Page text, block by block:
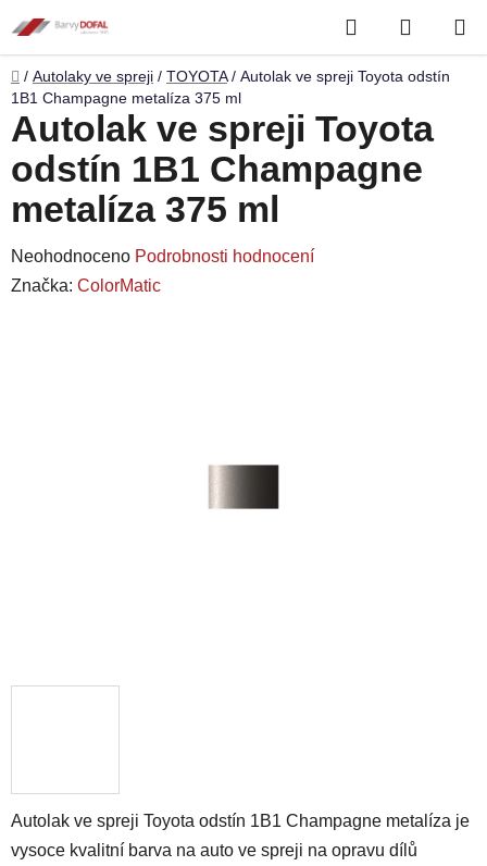
na
obsah
Hledat
KOŠÍK
Domů
/ Autolaky ve spreji / TOYOTA / Autolak ve spreji Toyota odstín
1B1 Champagne metalíza 375 ml
Autolak ve spreji Toyota odstín 1B1 Champagne metalíza je
vysoce kvalitní barva na auto ve spreji na opravu dílů
Autolak ve spreji Toyota
odstín 1B1 Champagne
metalíza 375 ml
Průměrné
hodnocení
Neohodnoceno Podrobnosti hodnocení
Značka: ColorMatic